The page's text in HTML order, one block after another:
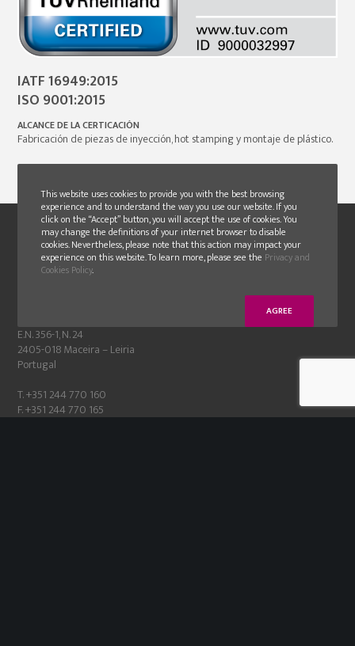
IATF 16949:2015
ISO 9001:2015
ALCANCE DE LA CERTICACIÓN
Fabricación de piezas de inyección, hot stamping y montaje de plástico.
E.N. 356-1, N. 24
2405-018 Maceira – Leiria
Portugal
T. +351 244 770 160
F. +351 244 770 165
This website uses cookies to provide you with the best browsing
experience and to understand the way you use our website. If you
click on the “Accept” button, you will accept the use of cookies. You
may change the definitions of your internet browser to disable
cookies. Nevertheless, please note that this action may impact your
experience on this website. To learn more, please see the Privacy and
Cookies Policy.
AGREE